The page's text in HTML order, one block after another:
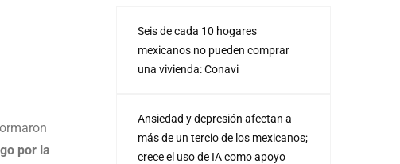
por la
Seis de cada 10 hogares
mexicanos no pueden comprar
una vivienda: Conavi
Ansiedad y depresión afectan a
más de un tercio de los mexicanos;
crece el uso de IA como apoyo